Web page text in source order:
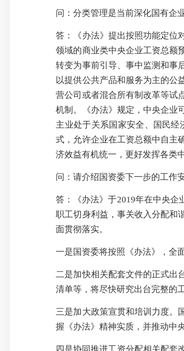
问：分类管理是当前深化国有企
答：《办法》提出按照功能定位
领域的商业类中央企业工资总额
转变为事前引导、事中监测和事
以提供公共产品和服务为主的公
营公司或者混合所有制改革等试
机制。《办法》规定，中央企业
主业处于关系国家安全、国民
式，允许企业在工资总额中自主
济效益有机统一，更好发挥各类
问：请介绍国资委下一步的工作安
答：《办法》于2019年在中央企
职工切身利益，事关收入分配和
面贯彻落实。
一是国资委将按照《办法》，全
二是加快相关配套文件的正式出
清单等，将尽快研究出台完整的
三是加大政策宣贯和培训力度。
握《办法》精神实质，并推动中
四是协同推进工资分配相关配套